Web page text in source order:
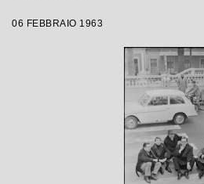
06 FEBBRAIO 1963